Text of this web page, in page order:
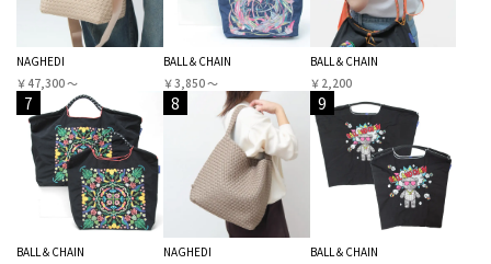
NAGHEDI
￥47,300 〜
BALL＆CHAIN
￥3,850 〜
BALL＆CHAIN
￥2,200
7
BALL＆CHAIN
8
NAGHEDI
9
BALL＆CHAIN